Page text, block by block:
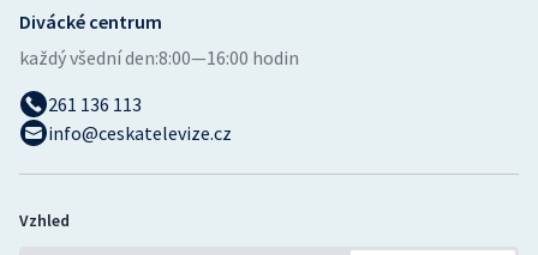
Divácké centrum
každý všední den:8:00—16:00 hodin
261 136 113
info@ceskatelevize.cz
Vzhled